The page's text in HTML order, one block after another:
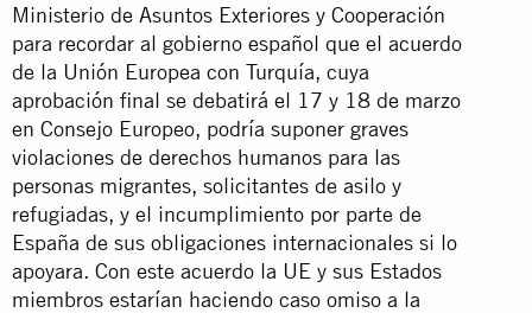
Ministerio de Asuntos Exteriores y Cooperación
para recordar al gobierno español que el acuerdo
de la Unión Europea con Turquía, cuya
aprobación final se debatirá el 17 y 18 de marzo
en Consejo Europeo, podría suponer graves
violaciones de derechos humanos para las
personas migrantes, solicitantes de asilo y
refugiadas, y el incumplimiento por parte de
España de sus obligaciones internacionales si lo
apoyara. Con este acuerdo la UE y sus Estados
miembros estarían haciendo caso omiso a la